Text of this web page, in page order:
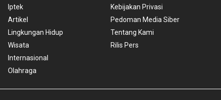
Iptek
Artikel
Lingkungan Hidup
Wisata
Internasional
Olahraga
Kebijakan Privasi
Pedoman Media Siber
Tentang Kami
Rilis Pers